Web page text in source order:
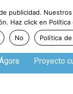
Proyecto
publicidad.
Haz click en Política
No Política